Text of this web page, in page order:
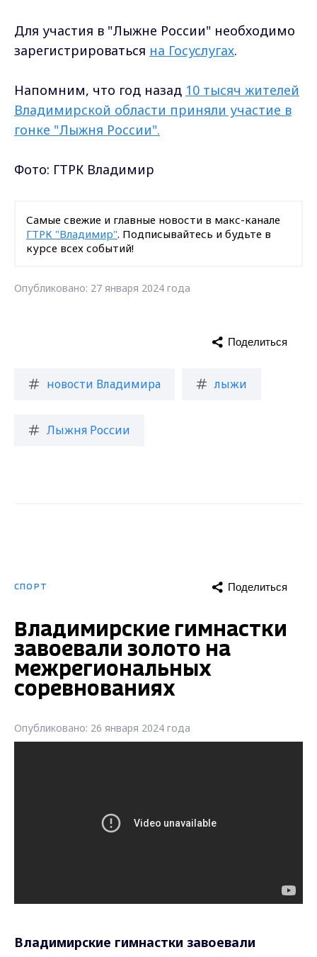
Для участия в "Лыжне России" необходимо
зарегистрироваться на Госуслугах.
Напомним, что год назад 10 тысяч жителей
Владимирской области приняли участие в
гонке "Лыжня России".
Фото: ГТРК Владимир
Самые свежие и главные новости в макс-канале
ГТРК "Владимир". Подписывайтесь и будьте в
курсе всех событий!
Опубликовано: 27 января 2024 года
новости Владимира лыжи
Лыжня России
Поделиться
СПОРТ Поделиться
Владимирские гимнастки
завоевали золото на
межрегиональных
соревнованиях
Опубликовано: 26 января 2024 года
Владимирские гимнастки завоевали